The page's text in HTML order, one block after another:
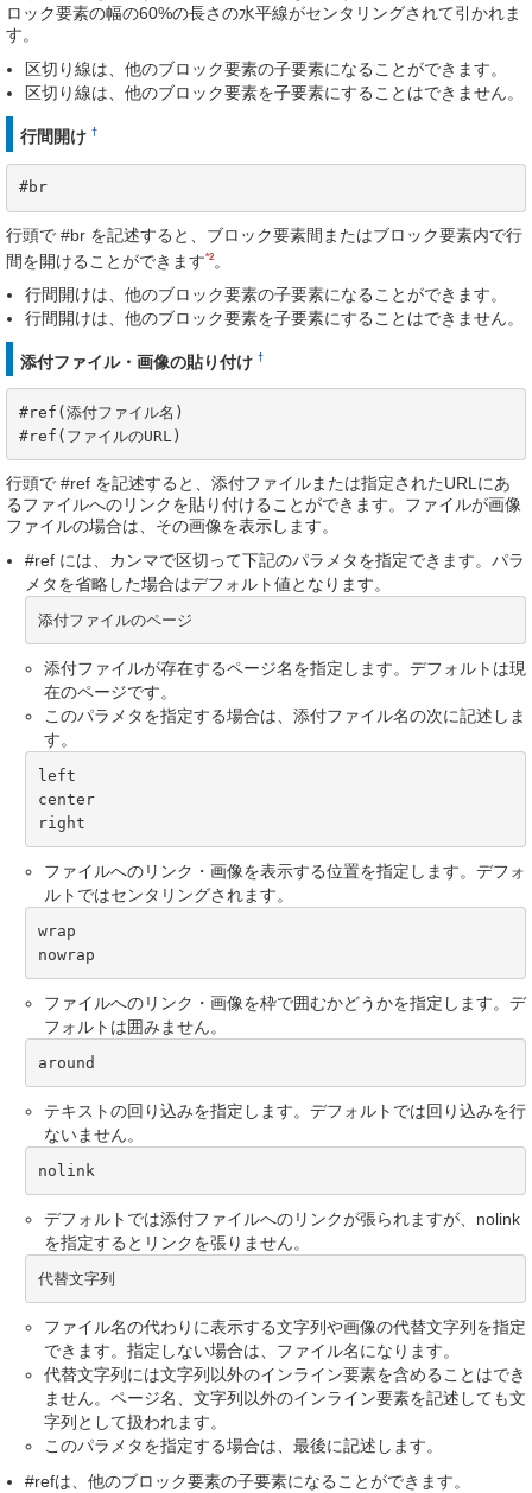
ロック要素の幅の60%の長さの水平線がセンタリングされて引かれま
す。
区切り線は、他のブロック要素の子要素になることができます。
区切り線は、他のブロック要素を子要素にすることはできません。
行間開け †
#br
行頭で #br を記述すると、ブロック要素間またはブロック要素内で行
間を開けることができます*2。
行間開けは、他のブロック要素の子要素になることができます。
行間開けは、他のブロック要素を子要素にすることはできません。
添付ファイル・画像の貼り付け †
#ref(添付ファイル名)
#ref(ファイルのURL)
行頭で #ref を記述すると、添付ファイルまたは指定されたURLにあ
るファイルへのリンクを貼り付けることができます。ファイルが画像
ファイルの場合は、その画像を表示します。
#ref には、カンマで区切って下記のパラメタを指定できます。パラ
メタを省略した場合はデフォルト値となります。
添付ファイルのページ
添付ファイルが存在するページ名を指定します。デフォルトは現
在のページです。
このパラメタを指定する場合は、添付ファイル名の次に記述しま
す。
left
center
right
ファイルへのリンク・画像を表示する位置を指定します。デフォ
ルトではセンタリングされます。
wrap
nowrap
ファイルへのリンク・画像を枠で囲むかどうかを指定します。デ
フォルトは囲みません。
around
テキストの回り込みを指定します。デフォルトでは回り込みを行
ないません。
nolink
デフォルトでは添付ファイルへのリンクが張られますが、nolink
を指定するとリンクを張りません。
代替文字列
ファイル名の代わりに表示する文字列や画像の代替文字列を指定
できます。指定しない場合は、ファイル名になります。
代替文字列には文字列以外のインライン要素を含めることはでき
ません。ページ名、文字列以外のインライン要素を記述しても文
字列として扱われます。
このパラメタを指定する場合は、最後に記述します。
#refは、他のブロック要素の子要素になることができます。